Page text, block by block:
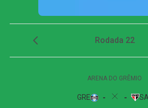
cobrança de escanteio. Gilberto
garantiu a vitória dos visitantes.
Apesar das tentativas das duas